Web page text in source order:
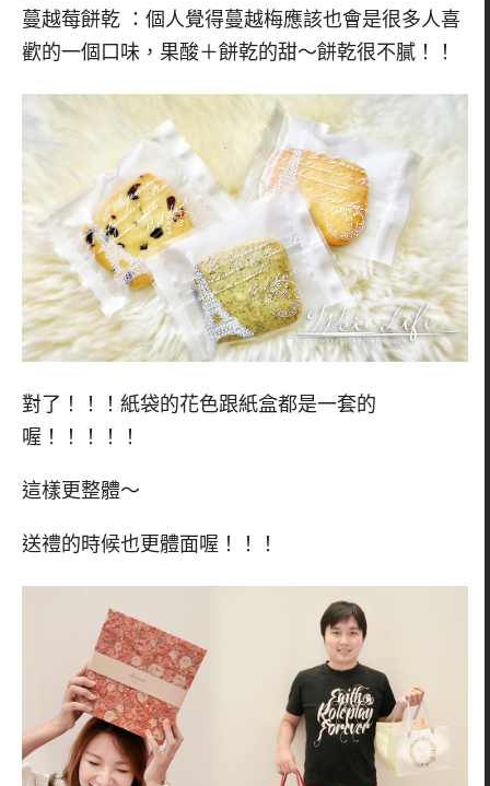
蔓越莓餅乾 ：個人覺得蔓越梅應該也會是很多人喜
歡的一個口味，果酸＋餅乾的甜～餅乾很不膩！！
對了！！！紙袋的花色跟紙盒都是一套的
喔！！！！！
這樣更整體～
送禮的時候也更體面喔！！！